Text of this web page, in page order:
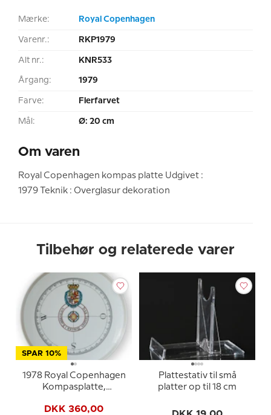
Mærke: Royal Copenhagen
Varenr.: RKP1979
Alt nr.: KNR533
Årgang: 1979
Farve: Flerfarvet
Mål: Ø: 20 cm
Om varen
Royal Copenhagen kompas platte Udgivet :
1979 Teknik : Overglasur dekoration
Tilbehør og relaterede varer
SPAR 10%
1978 Royal Copenhagen
Kompasplatte,
DKK 360,00
Plattestativ til små
platter op til 18 cm